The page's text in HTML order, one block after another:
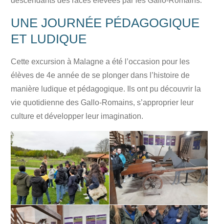
UNE JOURNÉE PÉDAGOGIQUE
ET LUDIQUE
Cette excursion à Malagne a été l’occasion pour les
élèves de 4e année de se plonger dans l’histoire de
manière ludique et pédagogique. Ils ont pu découvrir la
vie quotidienne des Gallo-Romains, s’approprier leur
culture et développer leur imagination.